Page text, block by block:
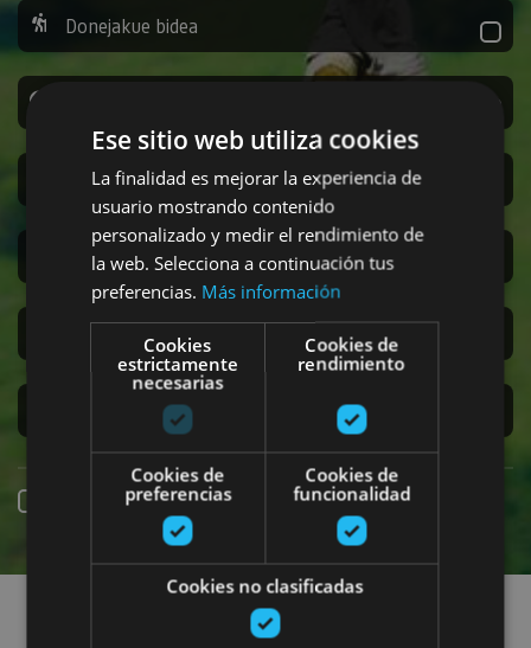
Donejakue bidea
Sanferminak
Accesibilidad
Turismo regenerativo
Experiencias exclusivas
Online erreserba
Planak aurkitu
Ese sitio web utiliza cookies
La finalidad es mejorar la experiencia de
usuario mostrando contenido
personalizado y medir el rendimiento de
la web. Selecciona a continuación tus
preferencias. Más información
Cookies
estrictamente
necesarias
Cookies de
rendimiento
Cookies de
preferencias
Cookies de
funcionalidad
Cookies no clasificadas